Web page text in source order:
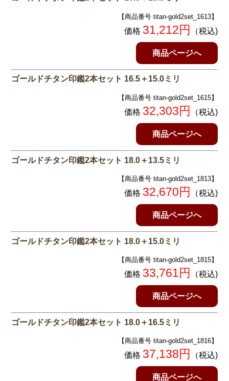
【商品番号 titan-gold2set_1613】
価格 31,212円 （税込)
商品ページへ
ゴールドチタン印鑑2本セット 16.5＋15.0ミリ
【商品番号 titan-gold2set_1615】
価格 32,303円 （税込)
商品ページへ
ゴールドチタン印鑑2本セット 18.0＋13.5ミリ
【商品番号 titan-gold2set_1813】
価格 32,670円 （税込)
商品ページへ
ゴールドチタン印鑑2本セット 18.0＋15.0ミリ
【商品番号 titan-gold2set_1815】
価格 33,761円 （税込)
商品ページへ
ゴールドチタン印鑑2本セット 18.0＋16.5ミリ
【商品番号 titan-gold2set_1816】
価格 37,138円 （税込)
商品ページへ